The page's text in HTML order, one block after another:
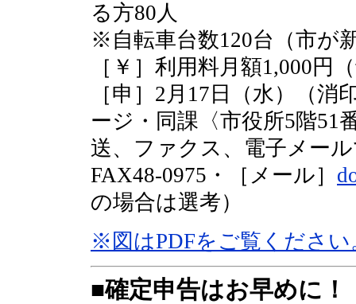
る方80人
※自転車台数120台（市が
［￥］利用料月額1,000円
［申］2月17日（水）（
ージ・同課〈市役所5階51
送、ファクス、電子メー
FAX48-0975・［メール］
の場合は選考）
※図はPDFをご覧ください
■確定申告はお早めに！